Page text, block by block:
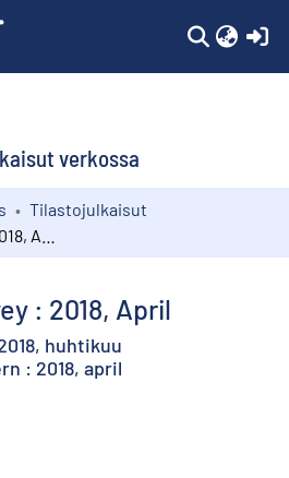
verkossa
Tilastojulkaisut
: 2018, April
huhtikuu
: 2018, april